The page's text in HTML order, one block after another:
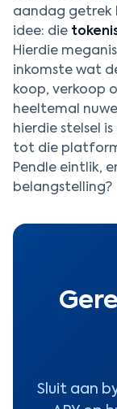
aandag getrek
idee: die
Hierdie
inkomste wat
koop, verkoop
heeltemal
hierdie stelsel is
tot die platform
Pendle eintlik,
belangstelling?
Sluit aan